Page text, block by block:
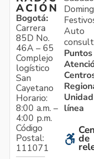
ACIÓN
Bogotá:
Carrera
85D No.
46A – 65
Complejo
logístico
San
Cayetano
Horario:
8:00 a.m. –
4:00 p.m.
Código
Postal:
111071
Auto
línea
de